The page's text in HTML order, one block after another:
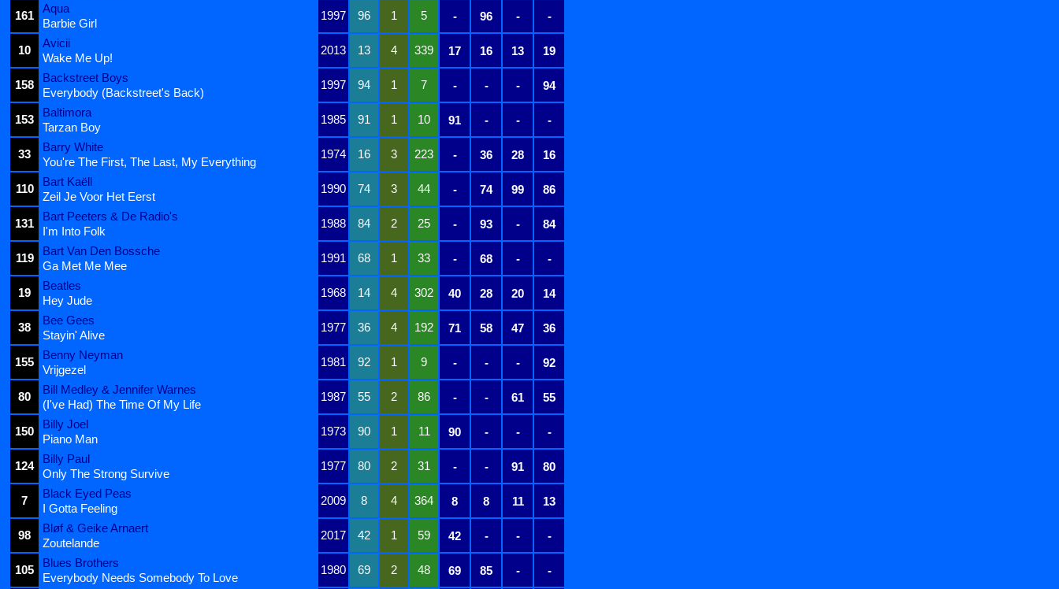
161
Aqua
1997 96 1 5 - 96 - -
Barbie Girl
10
Avicii
2013 13 4 339 17 16 13 19
Wake Me Up!
158
Backstreet Boys
1997 94 1 7 - - - 94
Everybody (Backstreet's Back)
153
Baltimora
1985 91 1 10 91 - - -
Tarzan Boy
33
Barry White
1974 16 3 223 - 36 28 16
You're The First, The Last, My Everything
110
Bart Kaëll
1990 74 3 44 - 74 99 86
Zeil Je Voor Het Eerst
131
Bart Peeters & De Radio's
1988 84 2 25 - 93 - 84
I'm Into Folk
119
Bart Van Den Bossche
1991 68 1 33 - 68 - -
Ga Met Me Mee
19
Beatles
1968 14 4 302 40 28 20 14
Hey Jude
38
Bee Gees
1977 36 4 192 71 58 47 36
Stayin' Alive
155
Benny Neyman
1981 92 1 9 - - - 92
Vrijgezel
80
Bill Medley & Jennifer Warnes
1987 55 2 86 - - 61 55
(I've Had) The Time Of My Life
150
Billy Joel
1973 90 1 11 90 - - -
Piano Man
124
Billy Paul
1977 80 2 31 - - 91 80
Only The Strong Survive
7
Black Eyed Peas
2009 8 4 364 8 8 11 13
I Gotta Feeling
98
Bløf & Geike Arnaert
2017 42 1 59 42 - - -
Zoutelande
105
Blues Brothers
1980 69 2 48 69 85 - -
Everybody Needs Somebody To Love